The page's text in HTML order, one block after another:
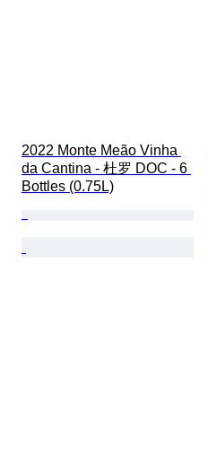
2022 Monte Meão Vinha
da Cantina - 杜罗 DOC - 6
Bottles (0.75L)